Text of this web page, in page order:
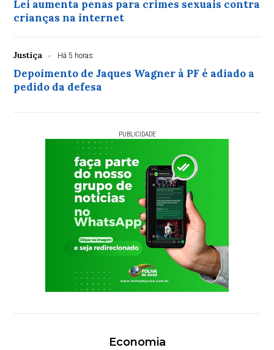
Lei aumenta penas para crimes sexuais contra
crianças na internet
Justiça Há 5 horas
Depoimento de Jaques Wagner à PF é adiado a
pedido da defesa
PUBLICIDADE
Economia